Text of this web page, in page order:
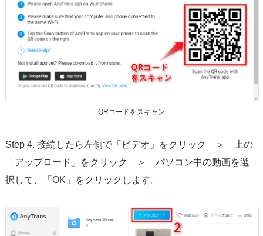
QRコードをスキャン
Step 4. 接続したら左側で「ビデオ」をクリック ＞ 上の
「アップロード」をクリック ＞ パソコン中の動画を選
択して、「OK」をクリックします。